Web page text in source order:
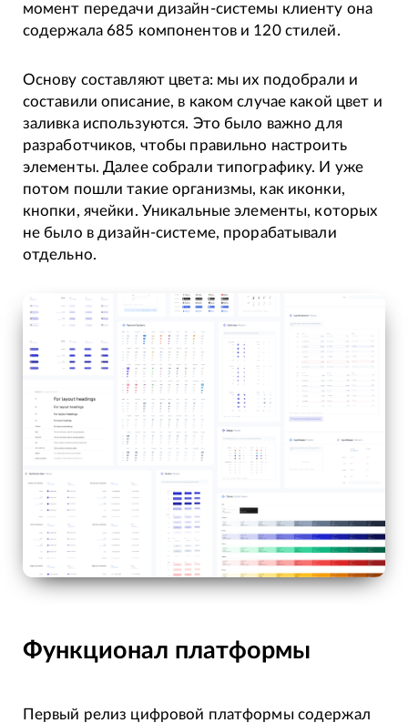
момент передачи дизайн-системы клиенту она
содержала 685 компонентов и 120 стилей.
Основу составляют цвета: мы их подобрали и
составили описание, в каком случае какой цвет и
заливка используются. Это было важно для
разработчиков, чтобы правильно настроить
элементы. Далее собрали типографику. И уже
потом пошли такие организмы, как иконки,
кнопки, ячейки. Уникальные элементы, которых
не было в дизайн-системе, прорабатывали
отдельно.
Функционал платформы
Первый релиз цифровой платформы содержал